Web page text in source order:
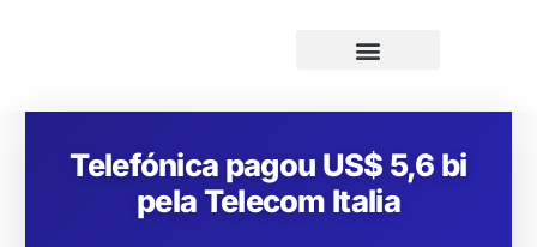
Telefónica pagou US$ 5,6 bi
pela Telecom Italia